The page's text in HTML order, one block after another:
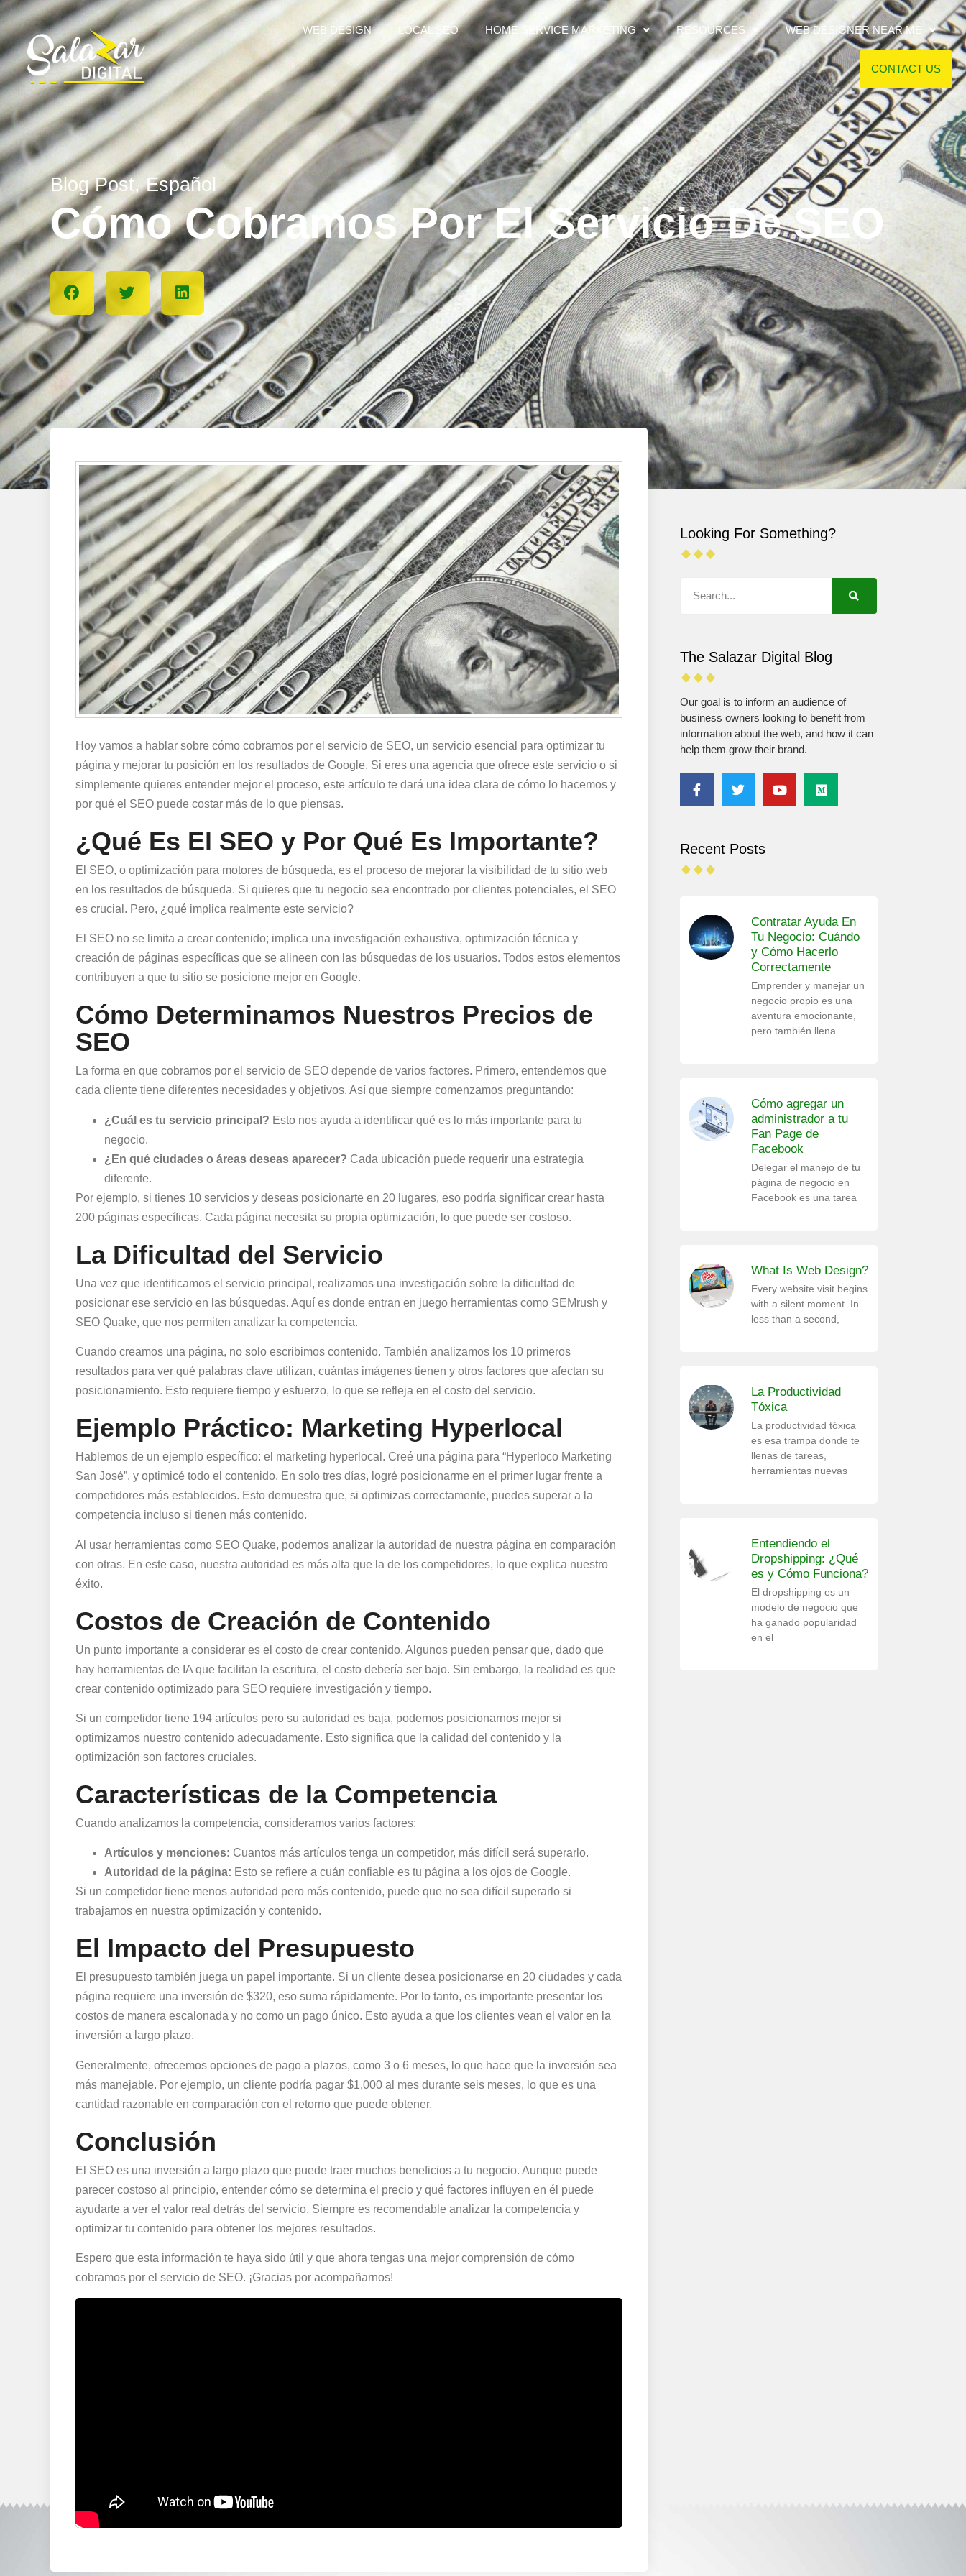
WEB DESIGN LOCAL SEO HOME SERVICE MARKETING RESOURCES WEB DESIGNER NEAR ME
CONTACT US
Blog Post,Español
Cómo Cobramos Por El Servicio De SEO
Hoy vamos a hablar sobre cómo cobramos por el servicio de SEO, un servicio esencial para optimizar tu
página y mejorar tu posición en los resultados de Google. Si eres una agencia que ofrece este servicio o si
simplemente quieres entender mejor el proceso, este artículo te dará una idea clara de cómo lo hacemos y
por qué el SEO puede costar más de lo que piensas.
¿Qué Es El SEO y Por Qué Es Importante?
El SEO, o optimización para motores de búsqueda, es el proceso de mejorar la visibilidad de tu sitio web
en los resultados de búsqueda. Si quieres que tu negocio sea encontrado por clientes potenciales, el SEO
es crucial. Pero, ¿qué implica realmente este servicio?
El SEO no se limita a crear contenido; implica una investigación exhaustiva, optimización técnica y
creación de páginas específicas que se alineen con las búsquedas de los usuarios. Todos estos elementos
contribuyen a que tu sitio se posicione mejor en Google.
Cómo Determinamos Nuestros Precios de
SEO
La forma en que cobramos por el servicio de SEO depende de varios factores. Primero, entendemos que
cada cliente tiene diferentes necesidades y objetivos. Así que siempre comenzamos preguntando:
¿Cuál es tu servicio principal? Esto nos ayuda a identificar qué es lo más importante para tu
negocio.
¿En qué ciudades o áreas deseas aparecer? Cada ubicación puede requerir una estrategia
diferente.
Por ejemplo, si tienes 10 servicios y deseas posicionarte en 20 lugares, eso podría significar crear hasta
200 páginas específicas. Cada página necesita su propia optimización, lo que puede ser costoso.
La Dificultad del Servicio
Una vez que identificamos el servicio principal, realizamos una investigación sobre la dificultad de
posicionar ese servicio en las búsquedas. Aquí es donde entran en juego herramientas como SEMrush y
SEO Quake, que nos permiten analizar la competencia.
Cuando creamos una página, no solo escribimos contenido. También analizamos los 10 primeros
resultados para ver qué palabras clave utilizan, cuántas imágenes tienen y otros factores que afectan su
posicionamiento. Esto requiere tiempo y esfuerzo, lo que se refleja en el costo del servicio.
Ejemplo Práctico: Marketing Hyperlocal
Hablemos de un ejemplo específico: el marketing hyperlocal. Creé una página para “Hyperloco Marketing
San José”, y optimicé todo el contenido. En solo tres días, logré posicionarme en el primer lugar frente a
competidores más establecidos. Esto demuestra que, si optimizas correctamente, puedes superar a la
competencia incluso si tienen más contenido.
Al usar herramientas como SEO Quake, podemos analizar la autoridad de nuestra página en comparación
con otras. En este caso, nuestra autoridad es más alta que la de los competidores, lo que explica nuestro
éxito.
Costos de Creación de Contenido
Un punto importante a considerar es el costo de crear contenido. Algunos pueden pensar que, dado que
hay herramientas de IA que facilitan la escritura, el costo debería ser bajo. Sin embargo, la realidad es que
crear contenido optimizado para SEO requiere investigación y tiempo.
Si un competidor tiene 194 artículos pero su autoridad es baja, podemos posicionarnos mejor si
optimizamos nuestro contenido adecuadamente. Esto significa que la calidad del contenido y la
optimización son factores cruciales.
Características de la Competencia
Cuando analizamos la competencia, consideramos varios factores:
Artículos y menciones: Cuantos más artículos tenga un competidor, más difícil será superarlo.
Autoridad de la página: Esto se refiere a cuán confiable es tu página a los ojos de Google.
Si un competidor tiene menos autoridad pero más contenido, puede que no sea difícil superarlo si
trabajamos en nuestra optimización y contenido.
El Impacto del Presupuesto
El presupuesto también juega un papel importante. Si un cliente desea posicionarse en 20 ciudades y cada
página requiere una inversión de $320, eso suma rápidamente. Por lo tanto, es importante presentar los
costos de manera escalonada y no como un pago único. Esto ayuda a que los clientes vean el valor en la
inversión a largo plazo.
Generalmente, ofrecemos opciones de pago a plazos, como 3 o 6 meses, lo que hace que la inversión sea
más manejable. Por ejemplo, un cliente podría pagar $1,000 al mes durante seis meses, lo que es una
cantidad razonable en comparación con el retorno que puede obtener.
Conclusión
El SEO es una inversión a largo plazo que puede traer muchos beneficios a tu negocio. Aunque puede
parecer costoso al principio, entender cómo se determina el precio y qué factores influyen en él puede
ayudarte a ver el valor real detrás del servicio. Siempre es recomendable analizar la competencia y
optimizar tu contenido para obtener los mejores resultados.
Espero que esta información te haya sido útil y que ahora tengas una mejor comprensión de cómo
cobramos por el servicio de SEO. ¡Gracias por acompañarnos!
Looking For Something?
The Salazar Digital Blog
Our goal is to inform an audience of
business owners looking to benefit from
information about the web, and how it can
help them grow their brand.
Recent Posts
Contratar Ayuda En
Tu Negocio: Cuándo
y Cómo Hacerlo
Correctamente
Emprender y manejar un
negocio propio es una
aventura emocionante,
pero también llena
Cómo agregar un
administrador a tu
Fan Page de
Facebook
Delegar el manejo de tu
página de negocio en
Facebook es una tarea
What Is Web Design?
Every website visit begins
with a silent moment. In
less than a second,
La Productividad
Tóxica
La productividad tóxica
es esa trampa donde te
llenas de tareas,
herramientas nuevas
Entendiendo el
Dropshipping: ¿Qué
es y Cómo Funciona?
El dropshipping es un
modelo de negocio que
ha ganado popularidad
en el